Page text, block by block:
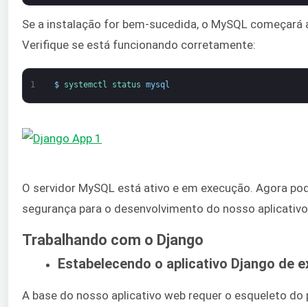
Se a instalação for bem-sucedida, o MySQL começará
Verifique se está funcionando corretamente:
1 $ systemctl status mysql
O servidor MySQL está ativo e em execução. Agora
segurança para o desenvolvimento do nosso
Trabalhando com o Django
Estabelecendo o aplicativo Django de
A base do nosso aplicativo web requer o esqueleto